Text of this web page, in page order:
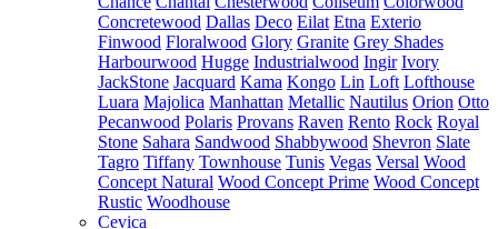
Concretewood Dallas Deco Eilat Etna Exterio
Finwood Floralwood Glory Granite Grey Shades
Harbourwood Hugge Industrialwood Ingir Ivory
JackStone Jacquard Kama Kongo Lin Loft Lofthouse
Luara Majolica Manhattan Metallic Nautilus Orion Otto
Pecanwood Polaris Provans Raven Rento Rock Royal
Stone Sahara Sandwood Shabbywood Shevron Slate
Tagro Tiffany Townhouse Tunis Vegas Versal Wood
Concept Natural Wood Concept Prime Wood Concept
Rustic Woodhouse
Cevica